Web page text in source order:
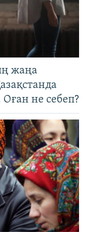
жаңа
не себеп?